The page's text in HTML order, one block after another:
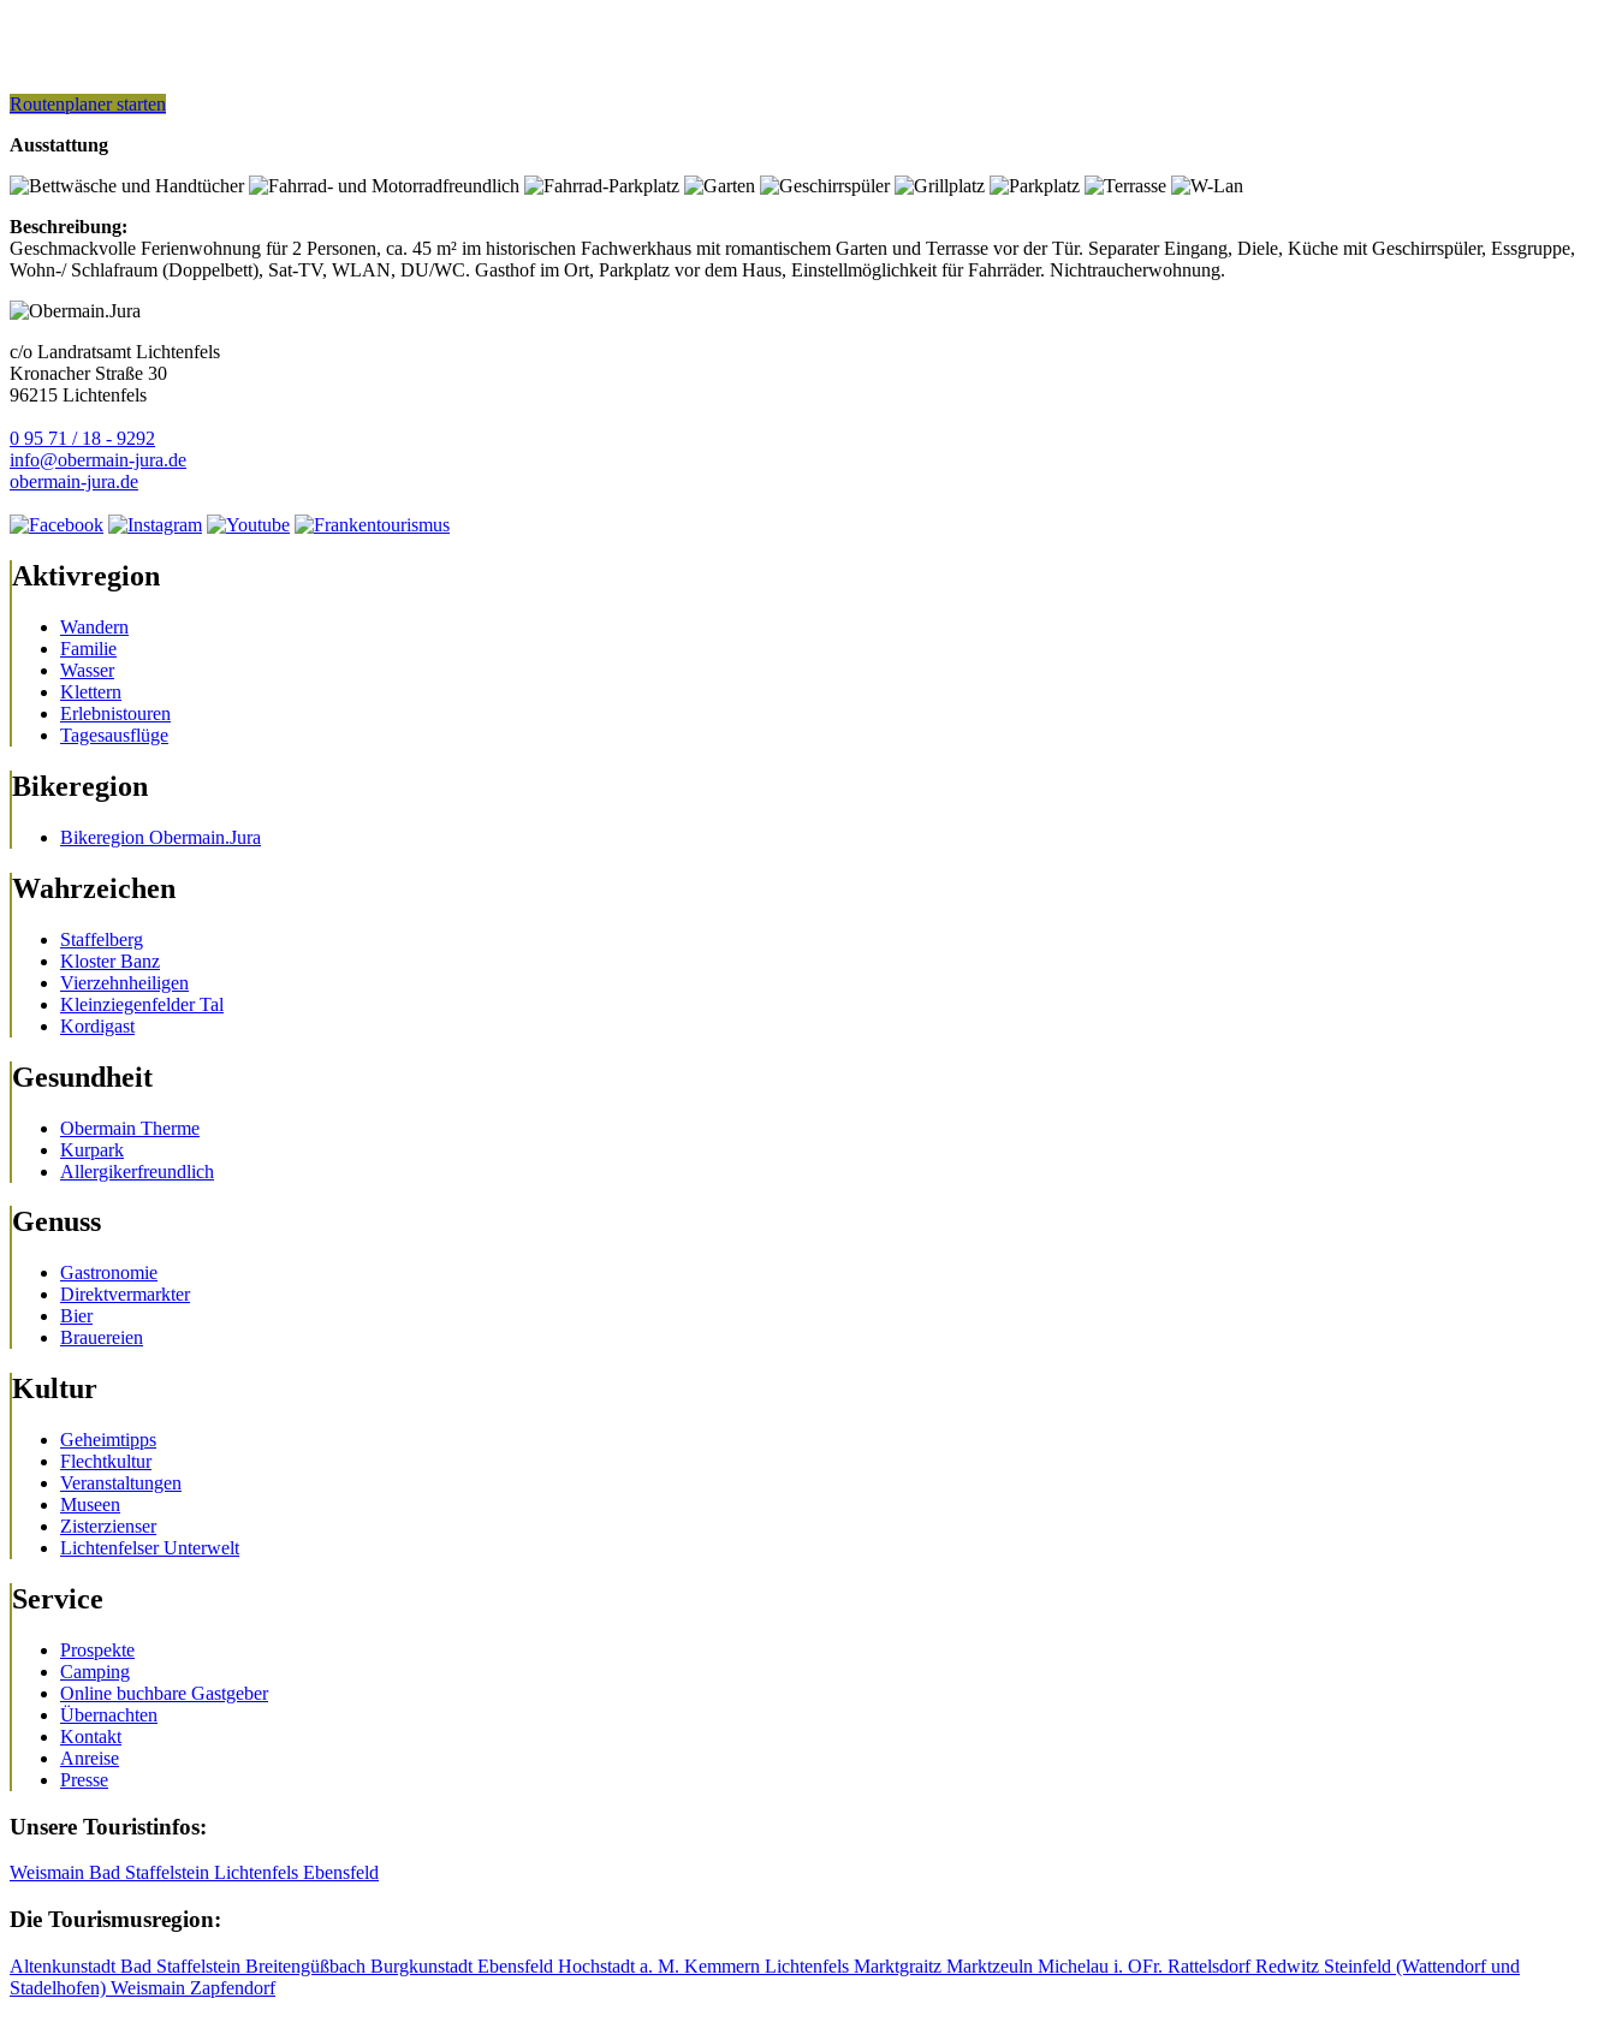
Routenplaner starten
Ausstattung
Beschreibung:
Geschmackvolle Ferienwohnung für 2 Personen, ca. 45 m² im historischen Fachwerkhaus mit romantischem Garten und Terrasse vor der Tür. Separater Eingang, Diele, Küche mit Geschirrspüler, Essgruppe,
Wohn-/ Schlafraum (Doppelbett), Sat-TV, WLAN, DU/WC. Gasthof im Ort, Parkplatz vor dem Haus, Einstellmöglichkeit für Fahrräder. Nichtraucherwohnung.
c/o Landratsamt Lichtenfels
Kronacher Straße 30
96215 Lichtenfels
0 95 71 / 18 - 9292
info@obermain-jura.de
obermain-jura.de
Aktivregion
Wandern
Familie
Wasser
Klettern
Erlebnistouren
Tagesausflüge
Bikeregion
Bikeregion Obermain.Jura
Wahrzeichen
Staffelberg
Kloster Banz
Vierzehnheiligen
Kleinziegenfelder Tal
Kordigast
Gesundheit
Obermain Therme
Kurpark
Allergikerfreundlich
Genuss
Gastronomie
Direktvermarkter
Bier
Brauereien
Kultur
Geheimtipps
Flechtkultur
Veranstaltungen
Museen
Zisterzienser
Lichtenfelser Unterwelt
Service
Prospekte
Camping
Online buchbare Gastgeber
Übernachten
Kontakt
Anreise
Presse
Unsere Touristinfos:
Weismain Bad Staffelstein Lichtenfels Ebensfeld
Die Tourismusregion:
Altenkunstadt Bad Staffelstein Breitengüßbach Burgkunstadt Ebensfeld Hochstadt a. M. Kemmern Lichtenfels Marktgraitz Marktzeuln Michelau i. OFr. RattelsdorfRedwitz Steinfeld (Wattendorf und
Stadelhofen) Weismain Zapfendorf